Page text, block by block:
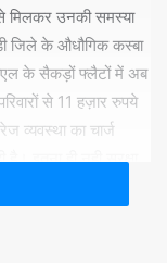
मिलकर उनकी समस्या
जिले के औधौगिक कस्बा
के सैकड़ों फ्लैटों में अब
से 11 हज़ार रुपये
व्यवस्था का चार्ज
इतना ही नही सुरक्षा
हुड़दंग करते है और फ्लेट